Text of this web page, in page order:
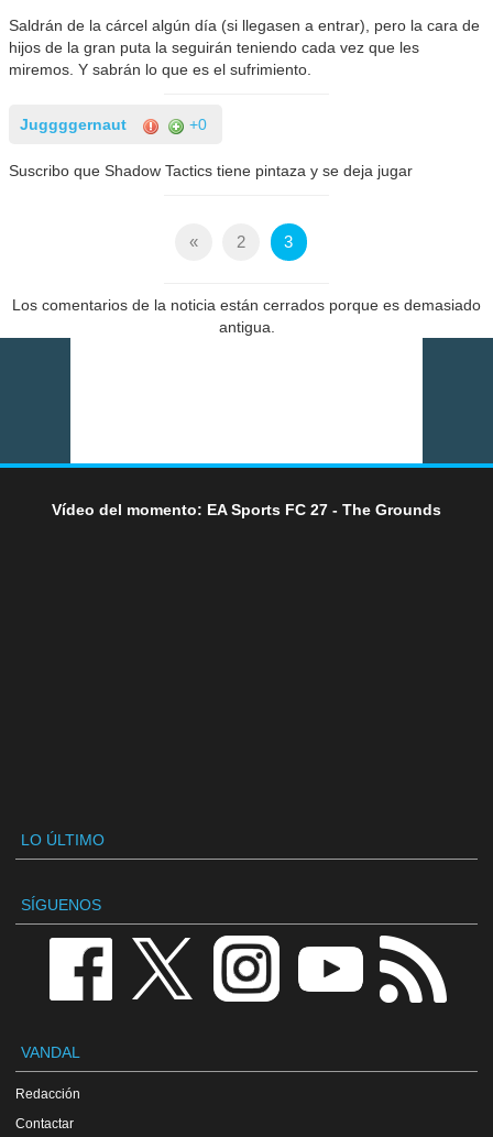
Saldrán de la cárcel algún día (si llegasen a entrar), pero la cara de
hijos de la gran puta la seguirán teniendo cada vez que les
miremos. Y sabrán lo que es el sufrimiento.
Juggggernaut +0
Suscribo que Shadow Tactics tiene pintaza y se deja jugar
« 2 3
Los comentarios de la noticia están cerrados porque es demasiado
antigua.
Vídeo del momento: EA Sports FC 27 - The Grounds
LO ÚLTIMO
SÍGUENOS
VANDAL
Redacción
Contactar